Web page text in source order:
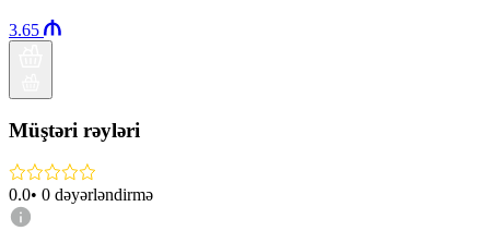
3.65
Müştəri rəyləri
0.0• 0 dəyərləndirmə